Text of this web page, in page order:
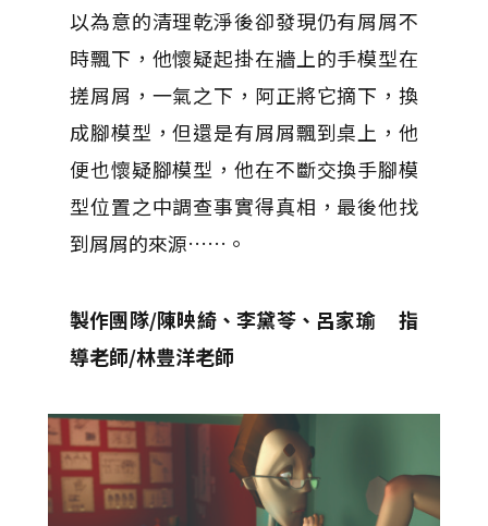
以為意的清理乾淨後卻發現仍有屑屑不
時飄下，他懷疑起掛在牆上的手模型在
搓屑屑，一氣之下，阿正將它摘下，換
成腳模型，但還是有屑屑飄到桌上，他
便也懷疑腳模型，他在不斷交換手腳模
型位置之中調查事實得真相，最後他找
到屑屑的來源……。
製作團隊/陳映綺、李黛苓、呂家瑜 指
導老師/林豊洋老師